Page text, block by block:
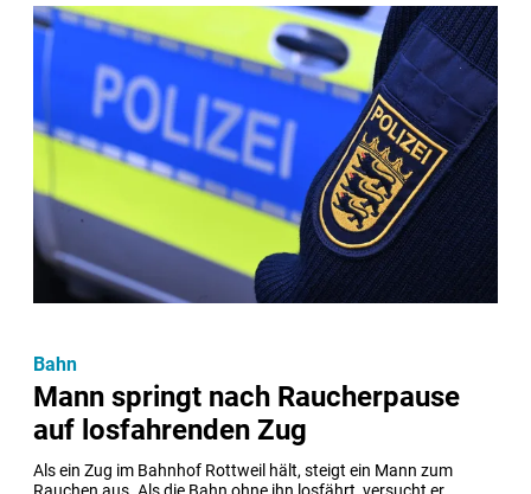
Mann springt nach Raucherpause
auf losfahrenden Zug
Als ein Zug im Bahnhof Rottweil hält, steigt ein Mann zum
Bahn